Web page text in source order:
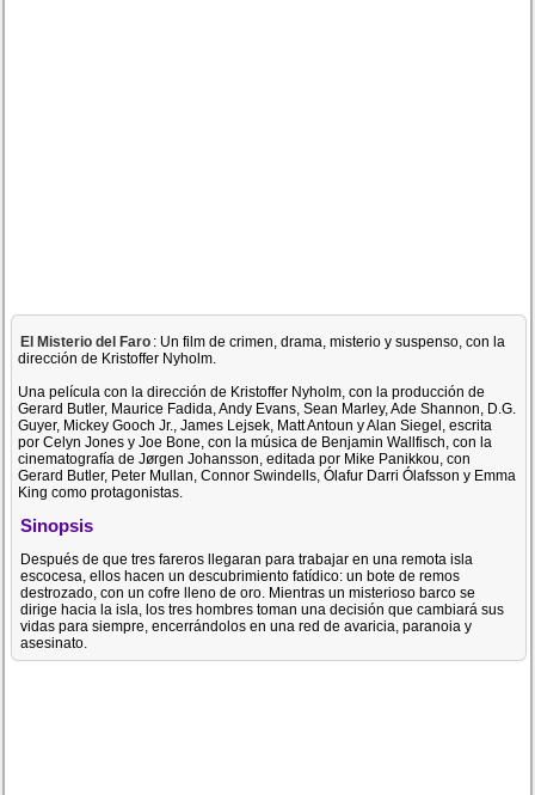
El Misterio del Faro : Un film de crimen, drama, misterio y suspenso, con la
dirección de Kristoffer Nyholm.
Una película con la dirección de Kristoffer Nyholm, con la producción de
Gerard Butler, Maurice Fadida, Andy Evans, Sean Marley, Ade Shannon, D.G.
Guyer, Mickey Gooch Jr., James Lejsek, Matt Antoun y Alan Siegel, escrita
por Celyn Jones y Joe Bone, con la música de Benjamin Wallfisch, con la
cinematografía de Jørgen Johansson, editada por Mike Panikkou, con
Gerard Butler, Peter Mullan, Connor Swindells, Ólafur Darri Ólafsson y Emma
King como protagonistas.
Sinopsis
Después de que tres fareros llegaran para trabajar en una remota isla
escocesa, ellos hacen un descubrimiento fatídico: un bote de remos
destrozado, con un cofre lleno de oro. Mientras un misterioso barco se
dirige hacia la isla, los tres hombres toman una decisión que cambiará sus
vidas para siempre, encerrándolos en una red de avaricia, paranoia y
asesinato.